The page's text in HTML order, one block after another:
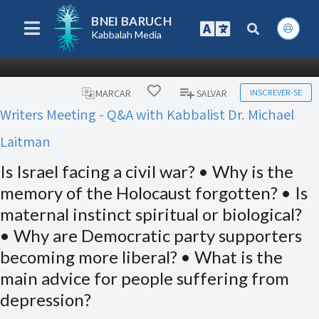
BNEI BARUCH
Kabbalah Media
MARCAR SALVAR INSCREVER-SE
Writers Meeting - Q&A with Kabbalist Dr. Michael
Laitman
Is Israel facing a civil war? • Why is the
memory of the Holocaust forgotten? • Is
maternal instinct spiritual or biological?
• Why are Democratic party supporters
becoming more liberal? • What is the
main advice for people suffering from
depression?